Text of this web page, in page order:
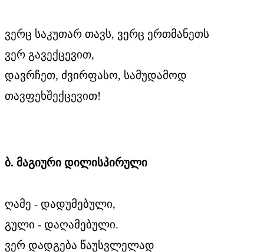
ვერც საკუთარ თავს, ვერც ერთმანეთს
ვერ გავექცევით,
დავრჩეთ, ძვირფასო, სამუდამოდ
თავფეხშექცევით!
ბ. მაგიური დილისპირული
ღამე - დადუმებული,
გული - დაღამებული.
ვერ დადგება წაუსვლელად